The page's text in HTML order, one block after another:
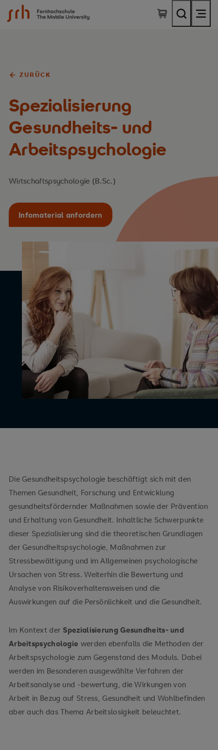
SRH Fernhochschule - The Mobile University
ZURÜCK
Spezialisierung
Gesundheits- und
Arbeitspsychologie
Wirtschaftspsychologie (B.Sc.)
Infomaterial anfordern
Die Gesundheitspsychologie beschäftigt sich mit den
Themen Gesundheit, Forschung und Entwicklung
gesundheitsfördernder Maßnahmen sowie der Prävention
und Erhaltung von Gesundheit. Inhaltliche Schwerpunkte
dieser Spezialisierung sind die theoretischen Grundlagen
der Gesundheitspsychologie, Maßnahmen zur
Stressbewältigung und im Allgemeinen psychologische
Ursachen von Stress. Weiterhin die Bewertung und
Analyse von Risikoverhaltensweisen und die
Auswirkungen auf die Persönlichkeit und die Gesundheit.
Im Kontext der Spezialisierung Gesundheits- und
Arbeitspsychologie werden ebenfalls die Methoden der
Arbeitspsychologie zum Gegenstand des Moduls. Dabei
werden im Besonderen ausgewählte Verfahren der
Arbeitsanalyse und -bewertung, die Wirkungen von
Arbeit in Bezug auf Stress, Gesundheit und Wohlbefinden
aber auch das Thema Arbeitslosigkeit beleuchtet.